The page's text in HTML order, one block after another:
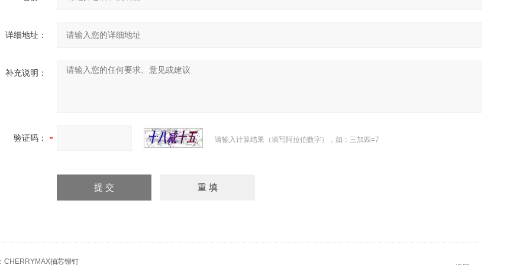
详细地址：
补充说明：
验证码： 请输入计算结果（填写阿拉伯数字），如：三加四=7
CHERRYMAX抽芯铆钉